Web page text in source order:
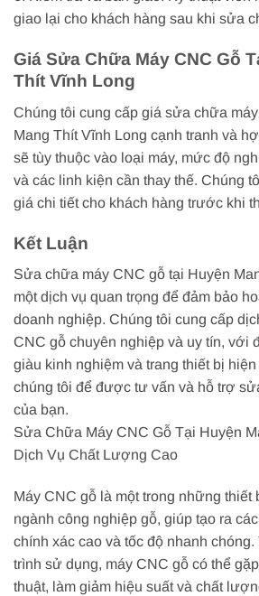
giao lại cho khách hàng sau khi sửa
Giá Sửa Chữa Máy CNC Gỗ
Thít Vĩnh Long
Chúng tôi cung cấp giá sửa chữa
Mang Thít Vĩnh Long cạnh tranh và
sẽ tùy thuộc vào loại máy, mức độ
và các linh kiện cần thay thế. Chúng
giá chi tiết cho khách hàng trước khi
Kết Luận
Sửa chữa máy CNC gỗ tại Huyện
một dịch vụ quan trọng để đảm bảo
doanh nghiệp. Chúng tôi cung cấp
CNC gỗ chuyên nghiệp và uy tín, với
giàu kinh nghiệm và trang thiết bị
chúng tôi để được tư vấn và hỗ trợ
của bạn.
Sửa Chữa Máy CNC Gỗ Tại Huyện
Dịch Vụ Chất Lượng Cao
Máy CNC gỗ là một trong những thiết
ngành công nghiệp gỗ, giúp tạo ra
chính xác cao và tốc độ nhanh chóng.
trình sử dụng, máy CNC gỗ có thể
thuật, làm giảm hiệu suất và chất